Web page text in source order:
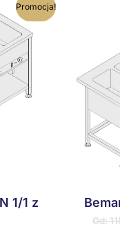
Promocja!
1/1 z
ma
wybrać
Od: